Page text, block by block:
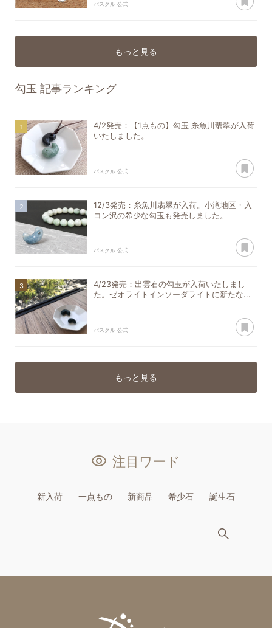
パスクル 公式
もっと見る
勾玉 記事ランキング
4/2発売：【1点もの】勾玉 糸魚川翡翠が入荷
いたしました。
パスクル 公式
12/3発売：糸魚川翡翠が入荷。小滝地区・入
コン沢の希少な勾玉も発売しました。
パスクル 公式
4/23発売：出雲石の勾玉が入荷いたしまし
た。ゼオライトインソーダライトに新たな...
パスクル 公式
もっと見る
注目ワード
新入荷 一点もの 新商品 希少石 誕生石